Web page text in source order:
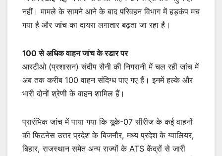
नहीं। मामले के सामने आने के बाद परिवहन विभाग में हड़कंप मच
गया है और जांच का दायरा लगातार बढ़ता जा रहा है।
100 से अधिक वाहन जांच के रडार पर
आरटीओ (प्रशासन) संदीप सैनी की निगरानी में चल रही जांच में
अब तक करीब 100 वाहन संदिग्ध पाए गए हैं। इनमें हल्के और
भारी दोनों श्रेणी के वाहन शामिल हैं।
प्रारंभिक जांच में पाया गया कि यूके-07 सीरीज के कई वाहनों
की फिटनेस उत्तर प्रदेश के बिजनौर, मध्य प्रदेश के ग्वालियर,
बिहार, राजस्थान समेत अन्य राज्यों के ATS केंद्रों से जारी